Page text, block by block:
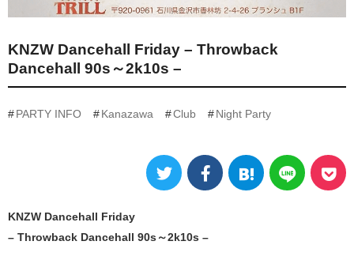
KNZW Dancehall Friday – Throwback
Dancehall 90s～2k10s –
PARTY INFO Kanazawa Club Night Party
KNZW Dancehall Friday
– Throwback Dancehall 90s～2k10s –